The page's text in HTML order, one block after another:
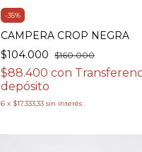
-35%
CAMPERA CROP NEGRA
$104.000 $160.000
$88.400 con
depósito
6 x $17.333,33 sin interés